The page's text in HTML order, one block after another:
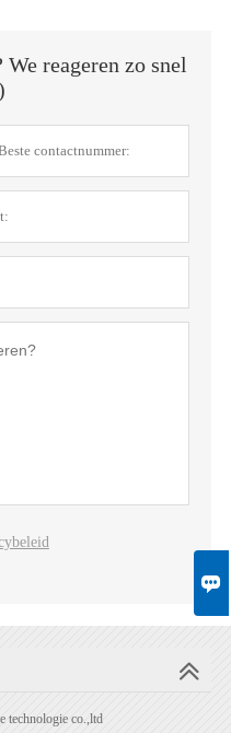

reageren zo snel
technologie co.,ltd